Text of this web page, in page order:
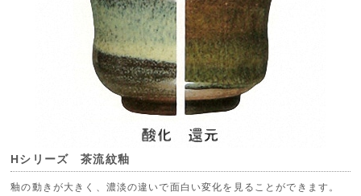
Hシリーズ 茶流紋釉
釉の動きが大きく、濃淡の違いで面白い変化を見ることができます。